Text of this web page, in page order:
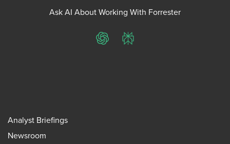
Ask AI About Working With Forrester
ChatGPTPerplexity
Analyst Briefings
Newsroom